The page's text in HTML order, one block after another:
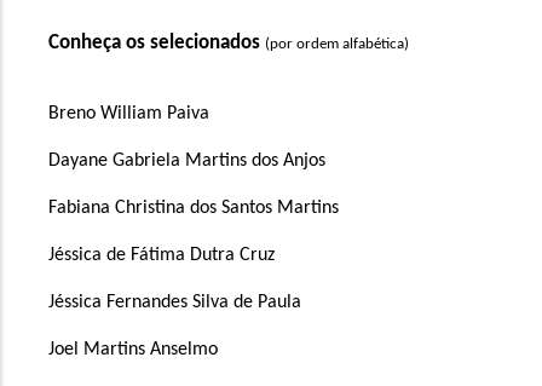
Conheça os selecionados (por ordem alfabética)
Breno William Paiva
Dayane Gabriela Martins dos Anjos
Fabiana Christina dos Santos Martins
Jéssica de Fátima Dutra Cruz
Jéssica Fernandes Silva de Paula
Joel Martins Anselmo